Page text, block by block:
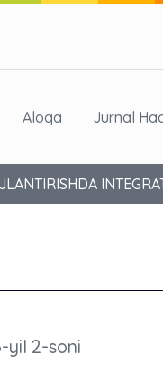
Aloqa Jurnal
yil 2-soni